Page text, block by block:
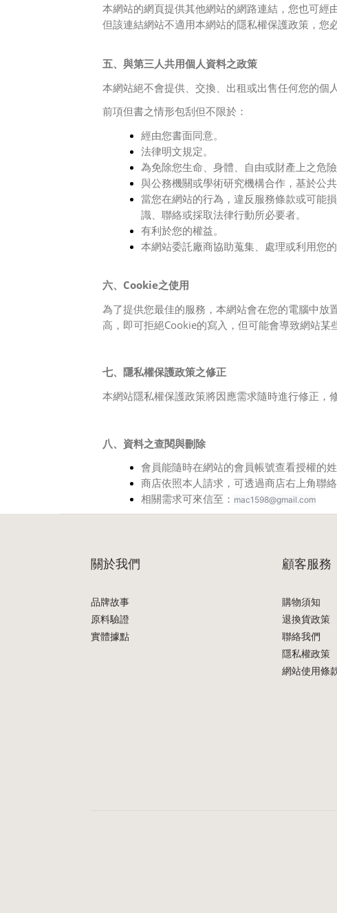
本網站的網頁提供其他網站的網路連結，您也可經
但該連結網站不適用本網站的隱私權保護政策，您
五、與第三人共用個人資料之政策
本網站絕不會提供、交換、出租或出售任何您的個
前項但書之情形包刮但不限於：
經由您書面同意。
法律明文規定。
為免除您生命、身體、自由或財產上之危險
與公務機關或學術研究機構合作，基於公
當您在網站的行為，違反服務條款或可能
識、聯絡或採取法律行動所必要者。
有利於您的權益。
本網站委託廠商協助蒐集、處理或利用您
六、Cookie之使用
為了提供您最佳的服務，本網站會在您的電腦中
高，即可拒絕Cookie的寫入，但可能會導致網站某
七、隱私權保護政策之修正
本網站隱私權保護政策將因應需求隨時進行修正，
八、 資料之查閱與刪除
會員能隨時在網站的會員帳號查看授權的
商店依照本人請求，可透過商店右上角聯
相關需求可來信至： mac1598@gmail.com
關於我們
品牌故事
原料驗證
實體據點
顧客服務
購物須知
退換貨政策
聯絡我們
隱私權政策
網站使用條